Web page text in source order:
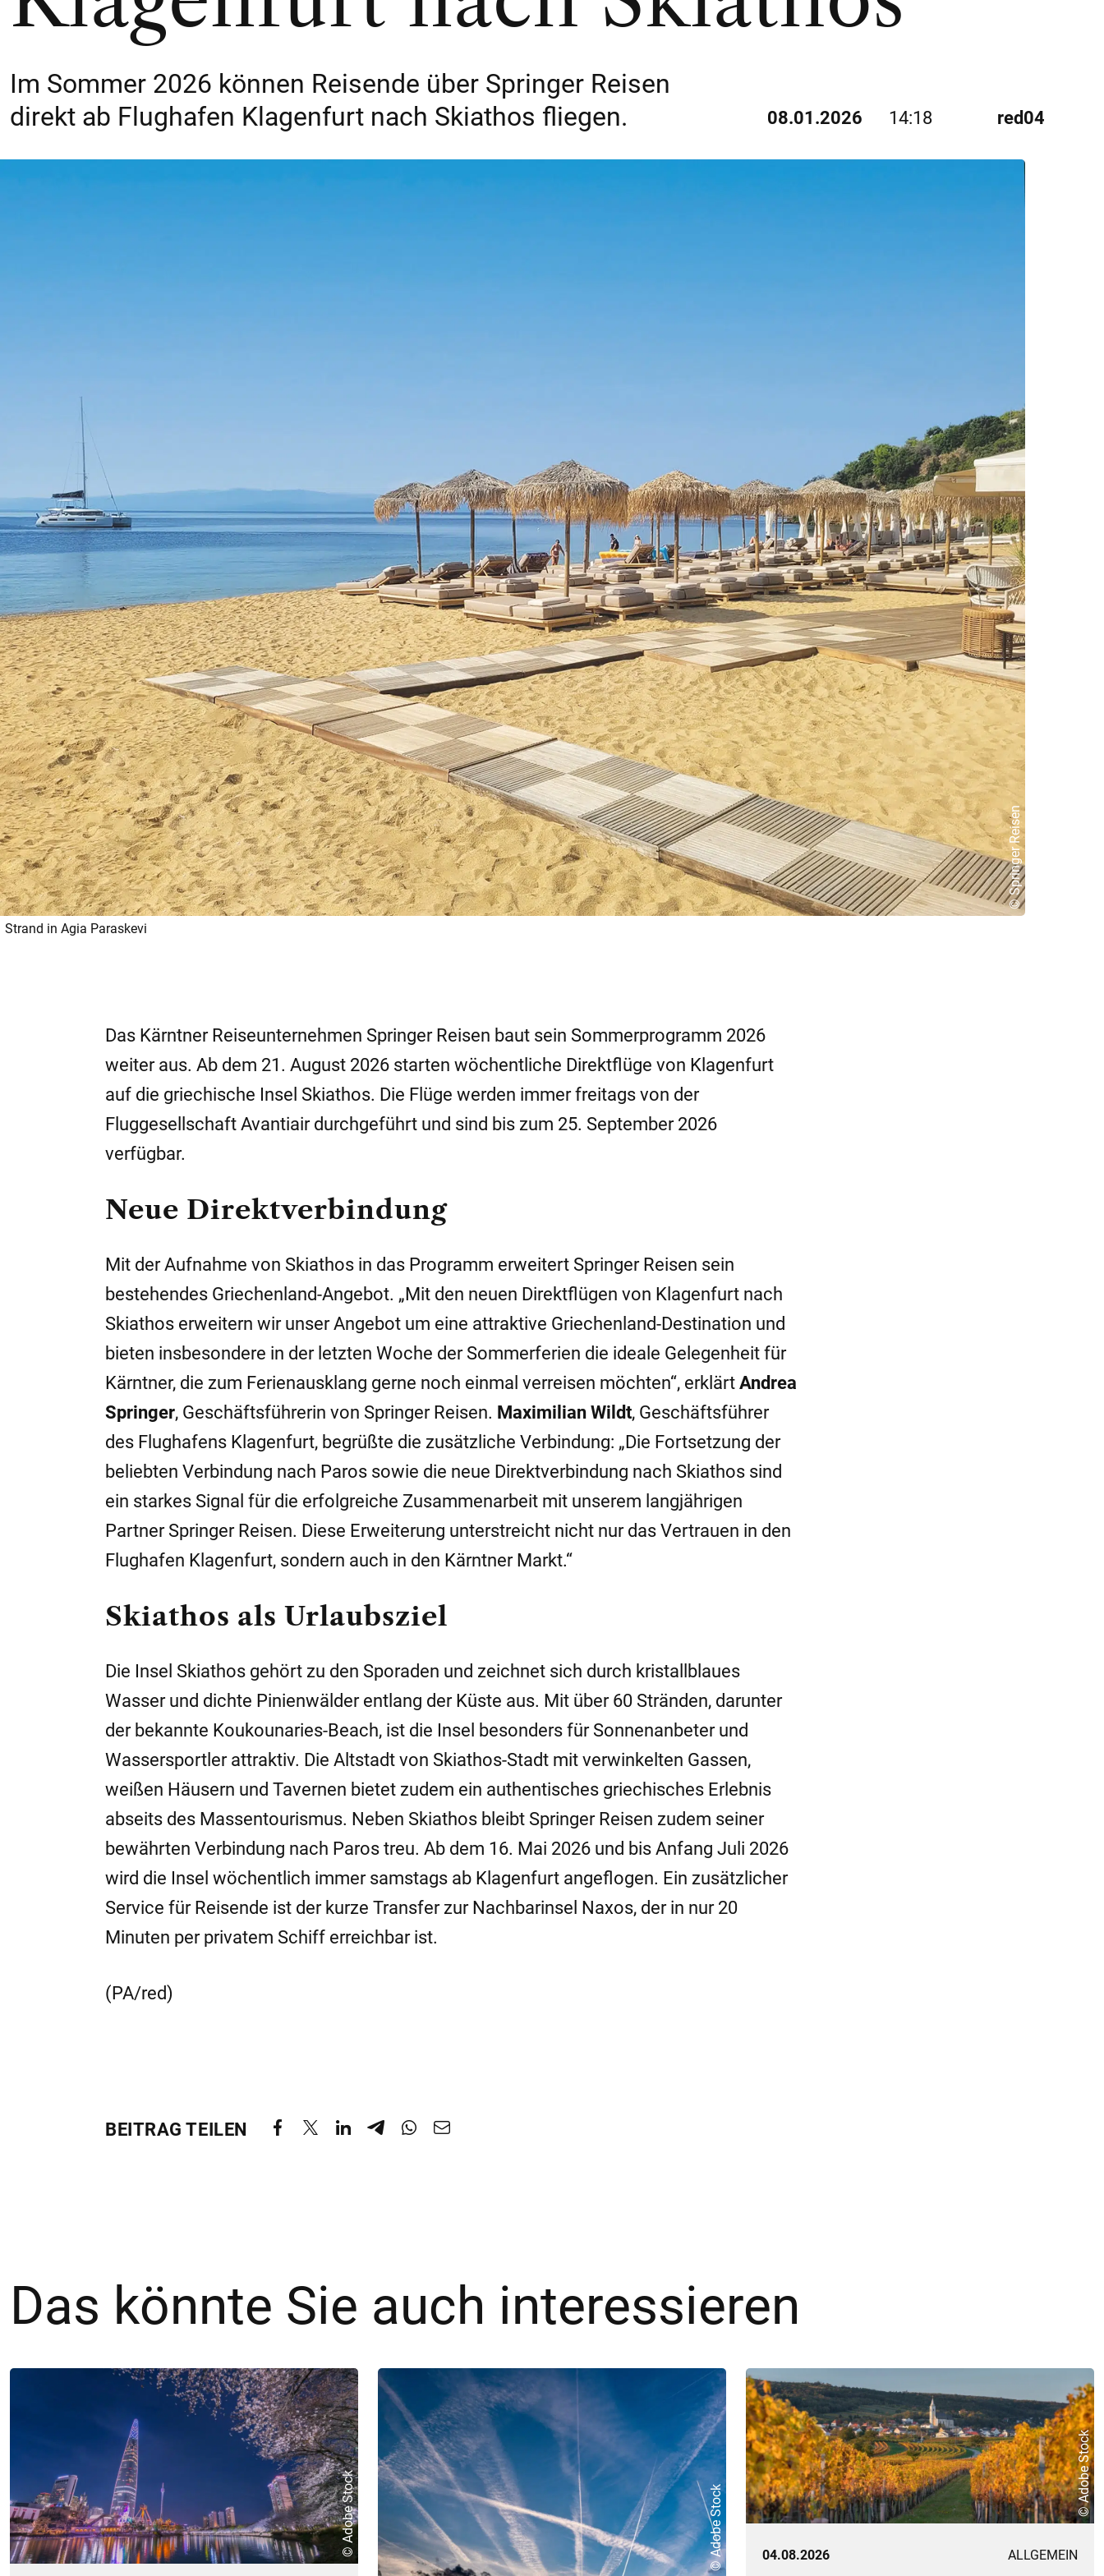
Im Sommer 2026 können Reisende über Springer Reisen
direkt ab Flughafen Klagenfurt nach Skiathos fliegen.
08.01.2026 14:18 red04
© Springer Reisen
Strand in Agia Paraskevi
Das Kärntner Reiseunternehmen Springer Reisen baut sein Sommerprogramm 2026
weiter aus. Ab dem 21. August 2026 starten wöchentliche Direktflüge von Klagenfurt
auf die griechische Insel Skiathos. Die Flüge werden immer freitags von der
Fluggesellschaft Avantiair durchgeführt und sind bis zum 25. September 2026
verfügbar.
Neue Direktverbindung
Mit der Aufnahme von Skiathos in das Programm erweitert Springer Reisen sein
bestehendes Griechenland-Angebot. „Mit den neuen Direktflügen von Klagenfurt nach
Skiathos erweitern wir unser Angebot um eine attraktive Griechenland-Destination und
bieten insbesondere in der letzten Woche der Sommerferien die ideale Gelegenheit für
Kärntner, die zum Ferienausklang gerne noch einmal verreisen möchten“, erklärt Andrea
Springer, Geschäftsführerin von Springer Reisen. Maximilian Wildt, Geschäftsführer
des Flughafens Klagenfurt, begrüßte die zusätzliche Verbindung: „Die Fortsetzung der
beliebten Verbindung nach Paros sowie die neue Direktverbindung nach Skiathos sind
ein starkes Signal für die erfolgreiche Zusammenarbeit mit unserem langjährigen
Partner Springer Reisen. Diese Erweiterung unterstreicht nicht nur das Vertrauen in den
Flughafen Klagenfurt, sondern auch in den Kärntner Markt.“
Skiathos als Urlaubsziel
Die Insel Skiathos gehört zu den Sporaden und zeichnet sich durch kristallblaues
Wasser und dichte Pinienwälder entlang der Küste aus. Mit über 60 Stränden, darunter
der bekannte Koukounaries-Beach, ist die Insel besonders für Sonnenanbeter und
Wassersportler attraktiv. Die Altstadt von Skiathos-Stadt mit verwinkelten Gassen,
weißen Häusern und Tavernen bietet zudem ein authentisches griechisches Erlebnis
abseits des Massentourismus. Neben Skiathos bleibt Springer Reisen zudem seiner
bewährten Verbindung nach Paros treu. Ab dem 16. Mai 2026 und bis Anfang Juli 2026
wird die Insel wöchentlich immer samstags ab Klagenfurt angeflogen. Ein zusätzlicher
Service für Reisende ist der kurze Transfer zur Nachbarinsel Naxos, der in nur 20
Minuten per privatem Schiff erreichbar ist.
(PA/red)
BEITRAG TEILEN
Das könnte Sie auch interessieren
© Adobe Stock © Adobe Stock
© Adobe Stock
04.08.2026 ALLGEMEIN